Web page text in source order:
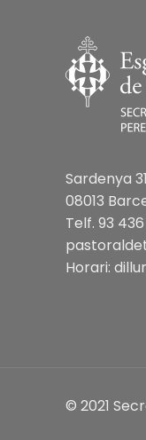
Sardenya
08013
Telf. 93
Horari:
© 2021